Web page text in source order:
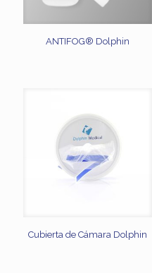
ANTIFOG® Dolphin
Cubierta de Cámara Dolphin